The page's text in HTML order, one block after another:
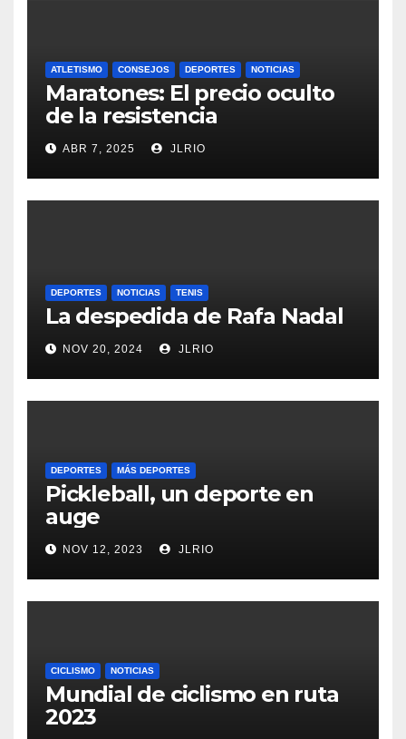
ATLETISMO CONSEJOS DEPORTES NOTICIAS
Maratones: El precio oculto
de la resistencia
ABR 7, 2025 JLRIO
DEPORTES NOTICIAS TENIS
La despedida de Rafa Nadal
NOV 20, 2024 JLRIO
DEPORTES MÁS DEPORTES
Pickleball, un deporte en
auge
NOV 12, 2023 JLRIO
CICLISMO NOTICIAS
Mundial de ciclismo en ruta
2023